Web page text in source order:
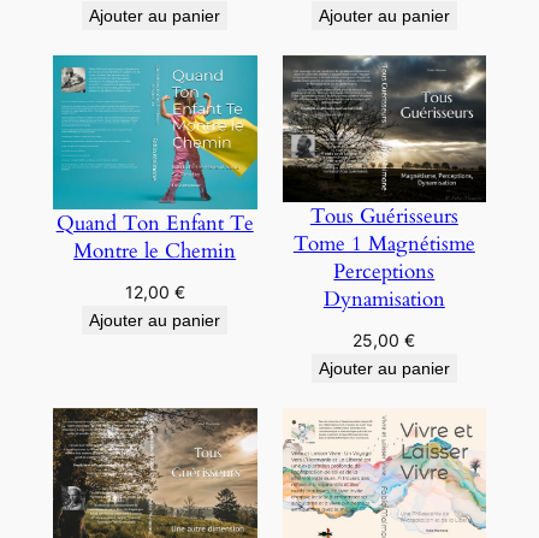
Ajouter au panier Ajouter au panier
Quand Ton Enfant Te
Montre le Chemin
12,00 €
Ajouter au panier
Tous Guérisseurs
Tome 1 Magnétisme
Perceptions
Dynamisation
25,00€
Ajouter au panier